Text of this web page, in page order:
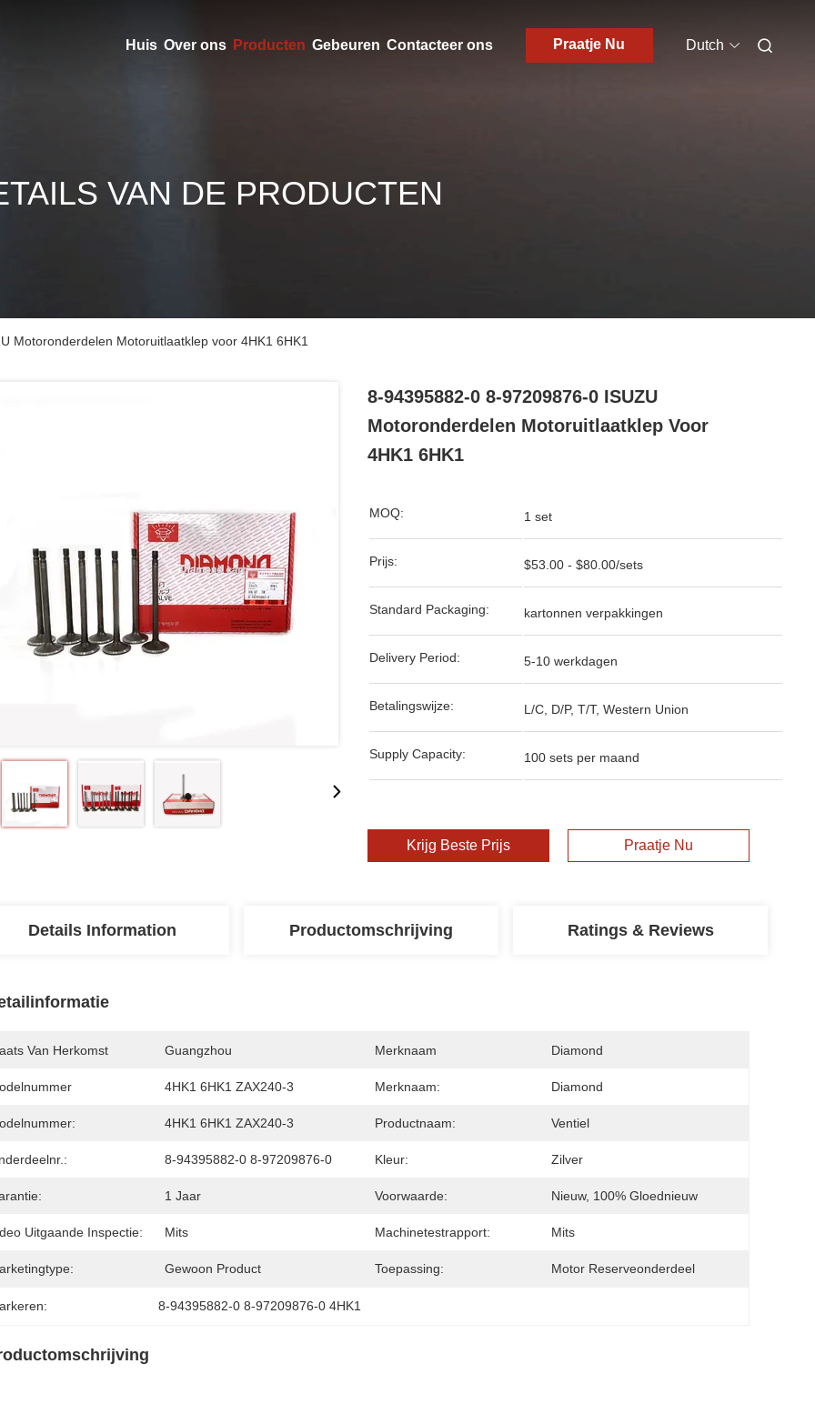
Huis Over ons Producten Gebeuren Contacteer ons Praatje Nu Dutch
VAN DE PRODUCTEN
Motoronderdelen Motoruitlaatklep voor 4HK1 6HK1
8-94395882-0 8-97209876-0 ISUZU
Motoronderdelen Motoruitlaatklep Voor
4HK1 6HK1
MOQ: 1 set
Prijs: $53.00 - $80.00/sets
Standard Packaging: kartonnen verpakkingen
Delivery Period: 5-10 werkdagen
Betalingswijze: L/C, D/P, T/T, Western Union
Supply Capacity: 100 sets per maand
Krijg Beste Prijs Praatje Nu
Details Information Productomschrijving Ratings & Reviews
Van Herkomst Guangzhou Merknaam Diamond
4HK1 6HK1 ZAX240-3 Merknaam: Diamond
4HK1 6HK1 ZAX240-3 Productnaam: Ventiel
8-94395882-0 8-97209876-0 Kleur: Zilver
1 Jaar Voorwaarde: Nieuw, 100% Gloednieuw
Uitgaande Inspectie: Mits Machinetestrapport: Mits
Gewoon Product Toepassing: Motor Reserveonderdeel
8-94395882-0 8-97209876-0 4HK1